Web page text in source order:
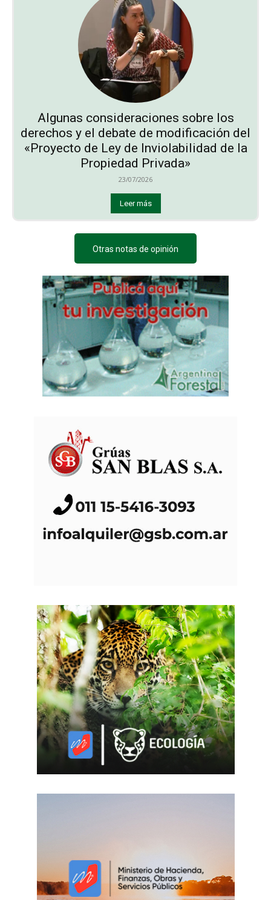
Algunas consideraciones sobre los
derechos y el debate de modificación del
«Proyecto de Ley de Inviolabilidad de la
Propiedad Privada»
23/07/2026
Leer más
Otras notas de opinión